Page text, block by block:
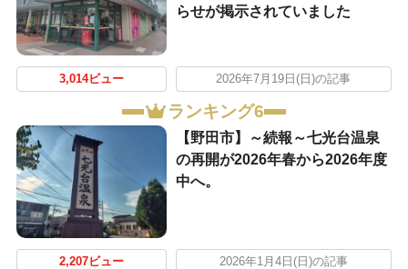
らせが掲示されていました
3,014ビュー 2026年7月19日(日)の記事
ランキング6
【野田市】～続報～七光台温泉
の再開が2026年春から2026年度
中へ。
2,207ビュー 2026年1月4日(日)の記事